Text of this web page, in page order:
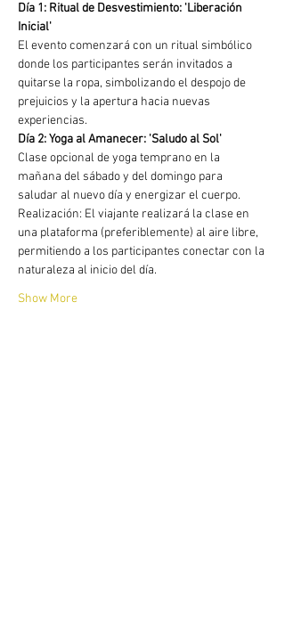
Día 1: Ritual de Desvestimiento: 'Liberación
Inicial'
El evento comenzará con un ritual simbólico
donde los participantes serán invitados a
quitarse la ropa, simbolizando el despojo de
prejuicios y la apertura hacia nuevas
experiencias.
Día 2: Yoga al Amanecer: 'Saludo al Sol'
Clase opcional de yoga temprano en la
mañana del sábado y del domingo para
saludar al nuevo día y energizar el cuerpo.
Realización: El viajante realizará la clase en
una plataforma (preferiblemente) al aire libre,
permitiendo a los participantes conectar con la
naturaleza al inicio del día.
Show More